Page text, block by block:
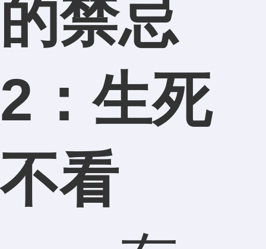
的禁忌
2：生死
不看